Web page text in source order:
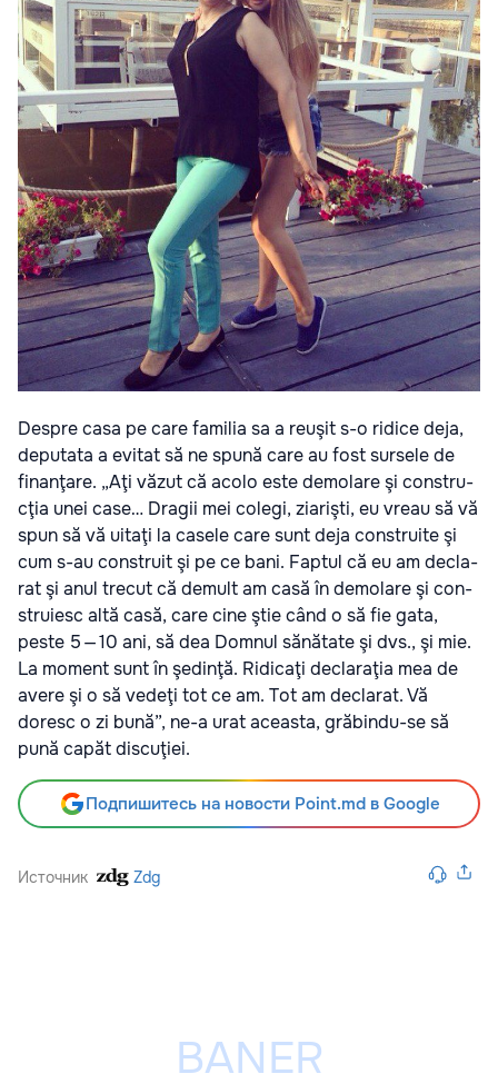
Des­pre casa pe care fami­lia sa a reu­şit s-o ridice deja,
depu­tata a evi­tat să ne spună care au fost sur­sele de
finanţare. „Aţi văzut că acolo este demo­lare şi con­stru­
cţia unei case… Dra­gii mei colegi, zia­ri­şti, eu vreau să vă
spun să vă uitaţi la casele care sunt deja con­stru­ite şi
cum s-au con­struit şi pe ce bani. Fap­tul că eu am decla­
rat şi anul tre­cut că demult am casă în demo­lare şi con­
stru­iesc altă casă, care cine ştie când o să fie gata,
peste 5 — 10 ani, să dea Dom­nul sănă­tate şi dvs., şi mie.
La moment sunt în şedinţă. Ridi­caţi decla­ra­ţia mea de
avere şi o să vedeţi tot ce am. Tot am decla­rat. Vă
doresc o zi bună”, ne-a urat aceasta, grăbindu-se să
pună capăt dis­cu­ţiei.
Подпишитесь на новости Point.md в Google
Источник Zdg